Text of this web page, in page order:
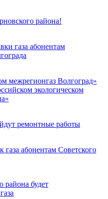
района!
газа абонентам
межрегионгаз Волгоград»
экологическом
ремонтные работы
абонентам Советского
будет